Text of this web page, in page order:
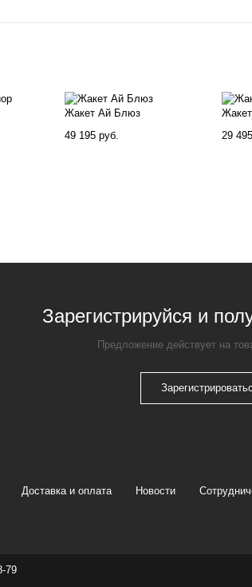
Жакет Ай Блюз
49 195 руб.
29
Зарегистрируйся и
Предложение действует на
Доставка и оплата Новости
79